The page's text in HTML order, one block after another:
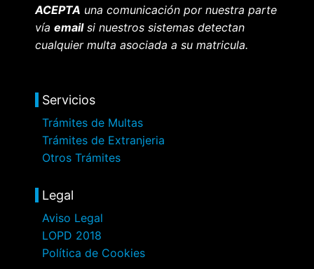
ACEPTA una comunicación por nuestra parte
vía emailsi nuestros sistemas detectan
cualquier multa asociada a su matricula.
Servicios
Trámites de Multas
Trámites de Extranjeria
Otros Trámites
Legal
Aviso Legal
LOPD 2018
Política de Cookies